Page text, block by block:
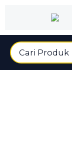
konten
Search
for:
Cm
Red